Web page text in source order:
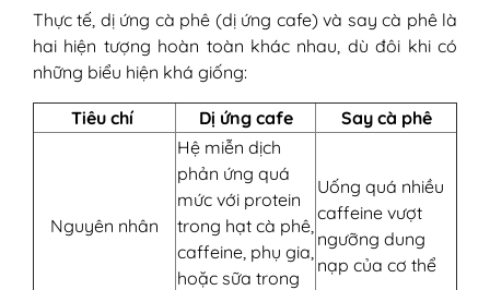
Thực tế, dị ứng cà phê (dị ứng cafe) và say cà phê là
hai hiện tượng hoàn toàn khác nhau, dù đôi khi có
những biểu hiện khá giống:
Tiêu chí Dị ứng cafe Say cà phê
Nguyên nhân
Hệ miễn dịch
phản ứng quá
mức với protein
trong hạt cà phê,
caffeine, phụ gia,
hoặc sữa trong
Uống quá nhiều
caffeine vượt
ngưỡng dung
nạp của cơ thể